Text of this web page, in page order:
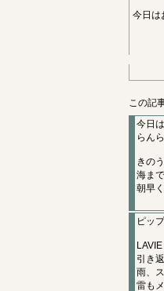
今日は
この記
今日
らん
きの
海ま
朝早
ピッ
引き
雨、
雷も